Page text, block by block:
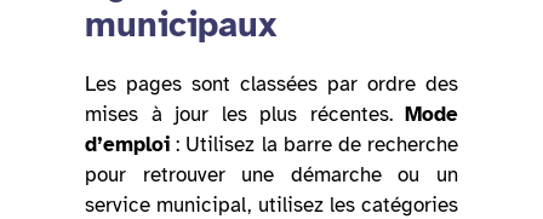
municipaux
Les pages sont classées par ordre des
mises à jour les plus récentes. Mode
d’emploi : Utilisez la barre de recherche
pour retrouver une démarche ou un
service municipal, utilisez les catégories